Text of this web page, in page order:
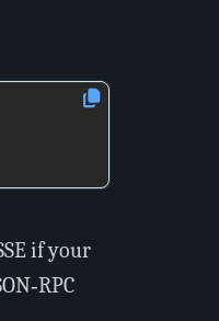
if your